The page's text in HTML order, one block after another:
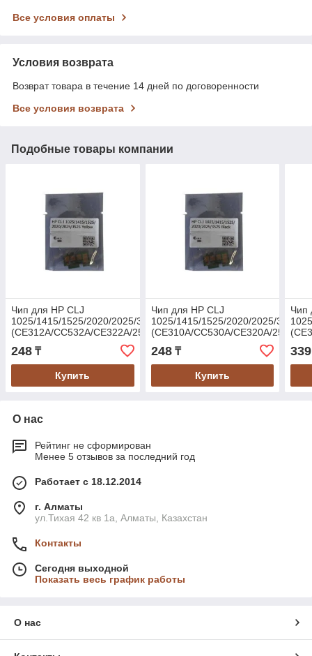
Все условия оплаты
Условия возврата
Возврат товара в течение 14 дней по договоренности
Все условия возврата
Подобные товары компании
Чип для HP CLJ
1025/1415/1525/2020/2025/3525
(CE312A/CC532A/CE322A/252A)
Yellow
248 ₸
Купить
Чип для HP CLJ
1025/1415/1525/2020/2025/3525
(CE310A/CC530A/CE320A/250A)
248₸
Купить
Чип
339
О нас
Рейтинг не сформирован
Менее 5 отзывов за последний год
Работает с 18.12.2014
г. Алматы
ул.Тихая 42 кв 1a, Алматы, Казахстан
Контакты
Сегодня выходной
Показать весь график работы
О нас